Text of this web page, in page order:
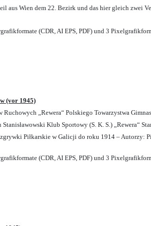
aus Wien dem 22. Bezirk und das hier gleich zwei
(CDR, AI EPS, PDF) und 3
(vor 1945)
Ruchowych „Rewera“ Polskiego Towarzystwa
Klub Sportowy (S. K. S.) „Rewera“
Piłkarskie w Galicji do roku 1914 – Autorzy:
(CDR, AI EPS, PDF) und 3